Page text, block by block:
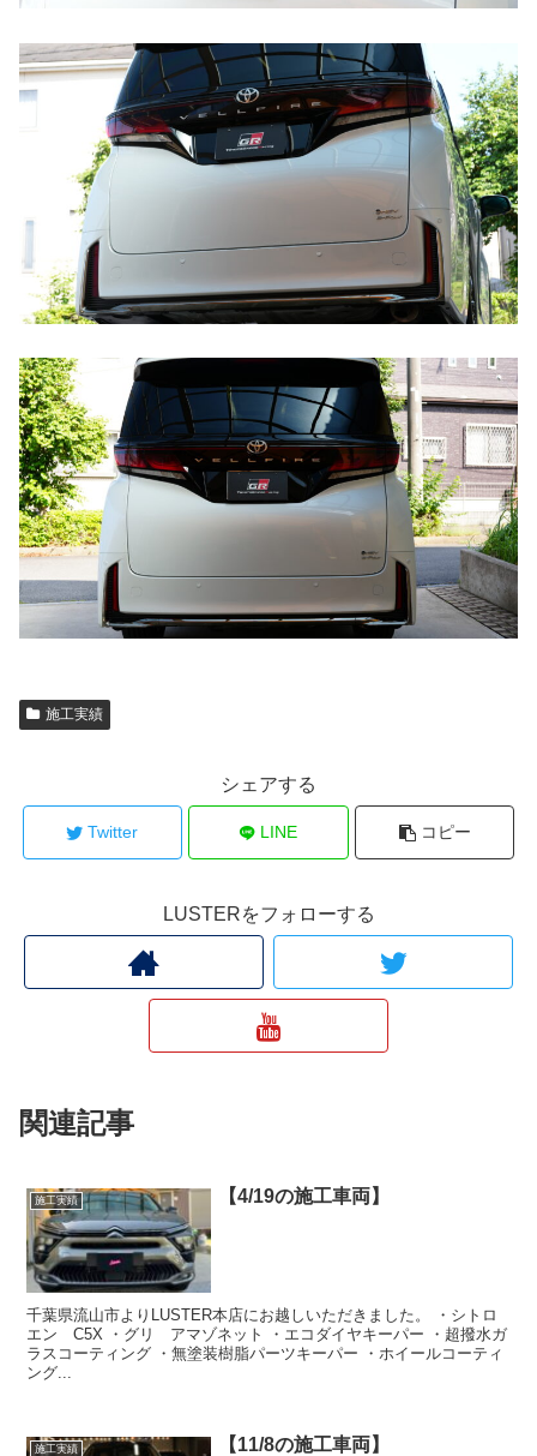
施工実績
シェアする
Twitter LINE コピー
LUSTERをフォローする
関連記事
施工実績 【4/19の施工車両】
千葉県流山市よりLUSTER本店にお越しいただきました。 ・シトロ
エン C5X ・グリ アマゾネット ・エコダイヤキーパー ・超撥水ガ
ラスコーティング ・無塗装樹脂パーツキーパー ・ホイールコーティ
ング...
施工実績 【11/8の施工車両】